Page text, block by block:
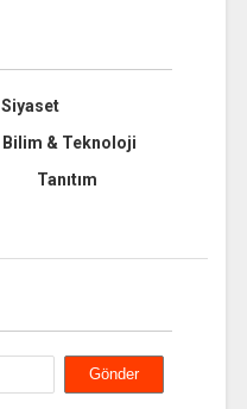
Siyaset
Bilim & Teknoloji
Tanıtım